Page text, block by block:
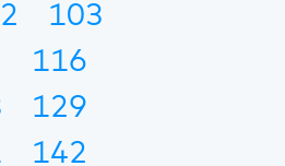
103
116
129
142